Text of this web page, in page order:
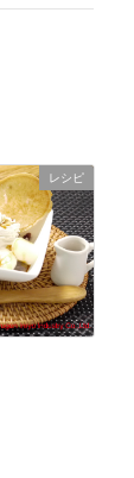
レシピ